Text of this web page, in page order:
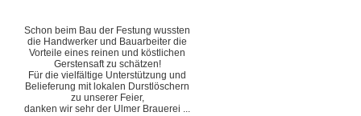
Schon beim Bau der Festung wussten
die Handwerker und Bauarbeiter die
Vorteile eines reinen und köstlichen
Gerstensaft zu schätzen!
Für die vielfältige Unterstützung und
Belieferung mit lokalen Durstlöschern
zu unserer Feier,
danken wir sehr der Ulmer Brauerei ...